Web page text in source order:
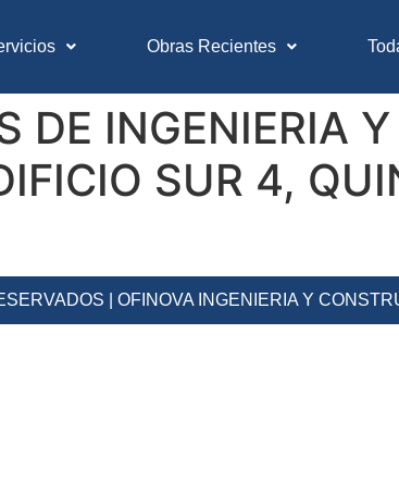
Obras Recientes
DE INGENIERIA Y
SUR 4,
| OFINOVA INGENIERIA Y